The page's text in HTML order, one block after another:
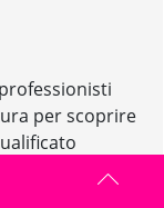
per scoprire